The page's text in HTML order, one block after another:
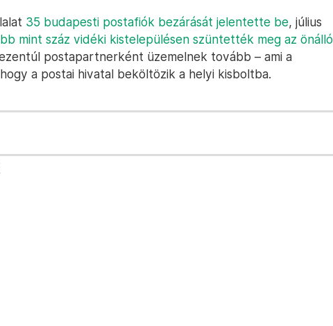
35 budapesti postafiók bezárását jelentette be, július
mint száz vidéki kistelepülésen szüntették meg az önálló
postapartnerként üzemelnek tovább – ami a
a postai hivatal beköltözik a helyi kisboltba.